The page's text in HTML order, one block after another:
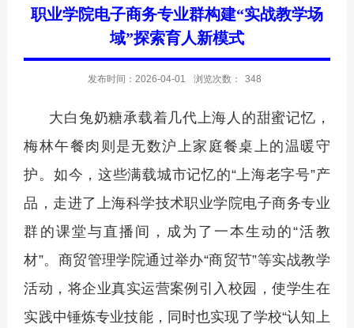
职业学院电子商务专业群构建“实战教学场
域”探索育人新模式
发布时间：2026-04-01 浏览次数： 348
大白兔奶糖承载着几代上海人的甜蜜记忆，
梅林午餐肉则是无数沪上家庭餐桌上的温暖守
护。如今，这些满载城市记忆的“上海老字号”产
品，走进了上海科学技术职业学院电子商务专业
群的课堂与直播间，成为了一本生动的“活教
材”。商贸管理学院通过举办“商贸节”等实战教学
活动，将企业真实运营案例引入校园，使学生在
实践中锤炼专业技能，同时也实现了学校“认知上